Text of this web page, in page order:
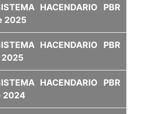
HACENDARIO PBR
2025
HACENDARIO PBR
2025
HACENDARIO PBR
2024